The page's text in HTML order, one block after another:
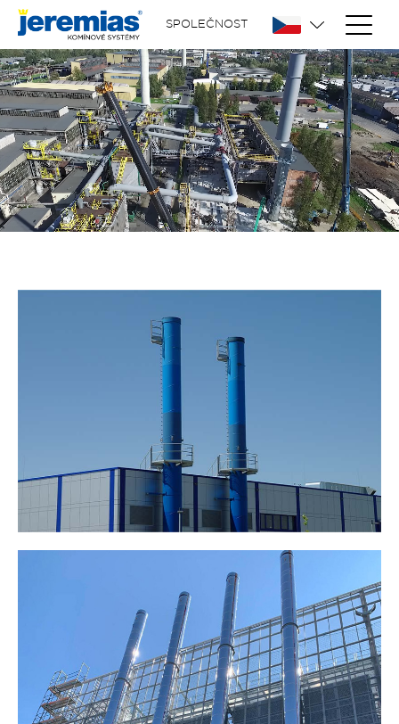
SPOLEČNOST